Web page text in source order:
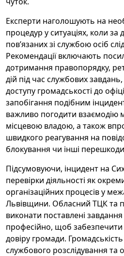
Експерти наголошують на
процедур у ситуаціях, коли за
пов’язаних зі службою осіб
Рекомендації включають
дотримання правопорядку,
дій під час службових
доступу громадськості до
запобігання подібним
важливо погодити взаємодію
місцевою владою, а також
швидкого реагування на
блокування чи інші
Підсумовуючи, інцидент на
перевірки діяльності як
організаційних процесів у
Львівщини. Обласний ТЦК та
виконати поставлені
професійно, щоб забезпечити
довіру громади.
службового розслідування та